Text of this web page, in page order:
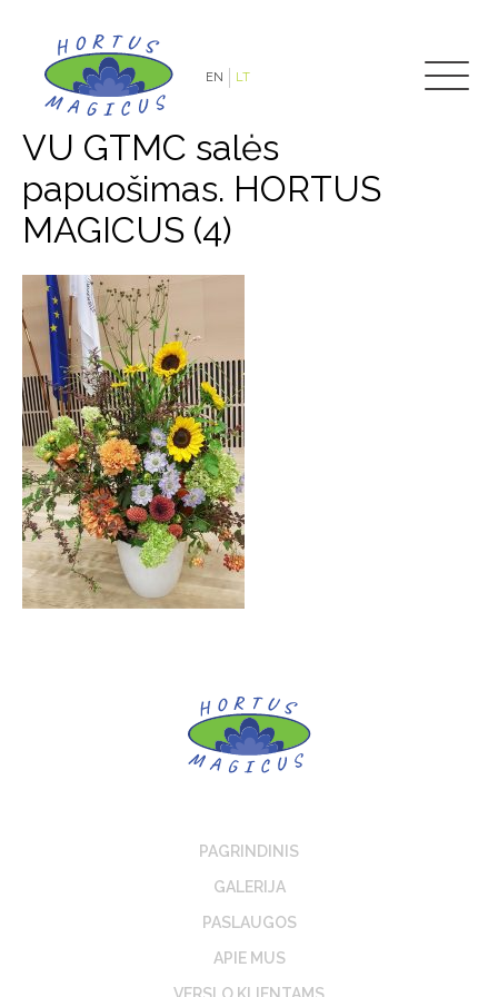
EN LT
VU GTMC salės
papuošimas. HORTUS
MAGICUS (4)
PAGRINDINIS
GALERIJA
PASLAUGOS
APIE MUS